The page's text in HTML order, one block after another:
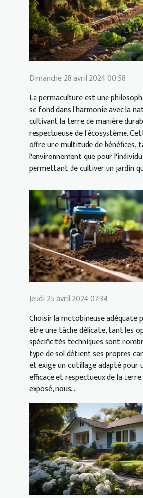
Dimanche 28 avril 2024 00:58
La permaculture est une
se fond dans l'harmonie avec la
cultivant la terre de manière
respectueuse de l'écosystème.
offre une multitude de bénéfices,
l'environnement que pour
permettant de cultiver un jardin
Jeudi 25 avril 2024 07:34
Choisir la motobineuse adéquate
être une tâche délicate, tant les
spécificités techniques sont
type de sol détient ses propres
et exige un outillage adapté pour
efficace et respectueux de la
exposé, nous...